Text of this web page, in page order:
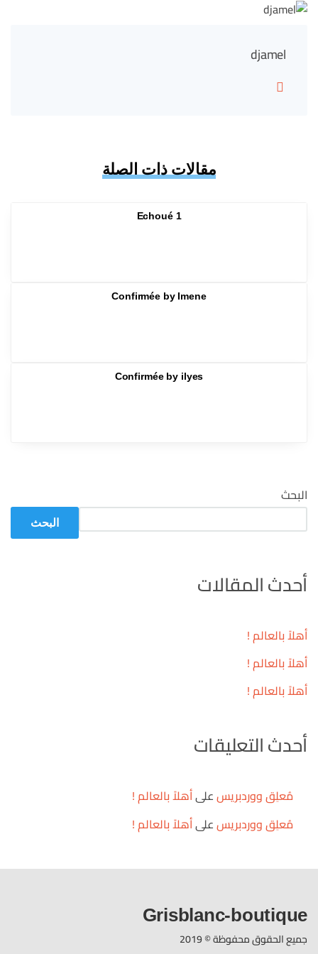
djamel
مقالات ذات الصلة
Echoué 1
Confirmée by Imene
Confirmée by ilyes
البحث
البحث
أحدث المقالات
أهلاً بالعالم !
أهلاً بالعالم !
أهلاً بالعالم !
أحدث التعليقات
مُعلِق ووردبريسعلىأهلاً بالعالم !
مُعلِق ووردبريسعلىأهلاً بالعالم !
Grisblanc-boutique
جميع الحقوق محفوظة © 2019